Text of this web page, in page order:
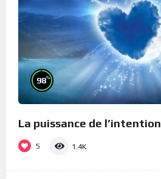
98%
La puissance de l’intention
5 1.4K